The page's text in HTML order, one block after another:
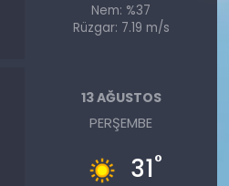
Nem: %37
Rüzgar: 7.19 m/s
13 AĞUSTOS
PERŞEMBE
31°